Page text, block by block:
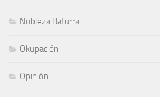
Nobleza Baturra
Okupación
Opinión